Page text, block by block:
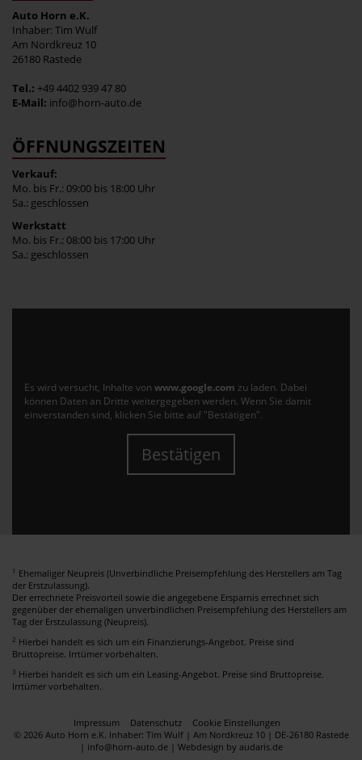
Auto Horn e.K.
Inhaber: Tim Wulf
Am Nordkreuz 10
26180 Rastede
Tel.: +49 4402 939 47 80
E-Mail: info@horn-auto.de
ÖFFNUNGSZEITEN
Verkauf:
Mo. bis Fr.: 09:00 bis 18:00 Uhr
Sa.: geschlossen
Werkstatt
Mo. bis Fr.: 08:00 bis 17:00 Uhr
Sa.: geschlossen
Es wird versucht, Inhalte von www.google.com zu laden. Dabei
können Daten an Dritte weitergegeben werden. Wenn Sie damit
einverstanden sind, klicken Sie bitte auf "Bestätigen".
Bestätigen
1 Ehemaliger Neupreis (Unverbindliche Preisempfehlung des Herstellers am Tag
der Erstzulassung).
Der errechnete Preisvorteil sowie die angegebene Ersparnis errechnet sich
gegenüber der ehemaligen unverbindlichen Preisempfehlung des Herstellers am
Tag der Erstzulassung (Neupreis).
2 Hierbei handelt es sich um ein Finanzierungs-Angebot. Preise sind
Bruttopreise. Irrtümer vorbehalten.
3 Hierbei handelt es sich um ein Leasing-Angebot. Preise sind Bruttopreise.
Irrtümer vorbehalten.
Impressum Datenschutz
Cookie Einstellungen
© 2026 Auto Horn e.K. Inhaber: Tim Wulf | Am Nordkreuz 10 | DE-26180 Rastede
| info@horn-auto.de | Webdesign by audaris.de